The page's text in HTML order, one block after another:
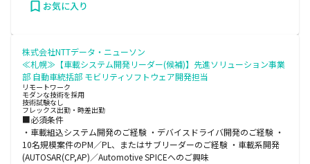
お気に入り
株式会社NTTデータ・ニューソン
≪札幌≫【車載システム開発リーダー(候補)】先進ソリューション事業
部 自動車統括部 モビリティソフトウェア開発担当
リモートワーク
モダンな技術を採用
技術試験なし
フレックス出勤・時差出勤
■必須条件
・車載組込システム開発のご経験 ・デバイスドライバ開発のご経験 ・
10名規模案件のPM／PL、またはサブリーダーのご経験 ・車載系開発
(AUTOSAR(CP,AP)／Automotive SPICEへのご興味